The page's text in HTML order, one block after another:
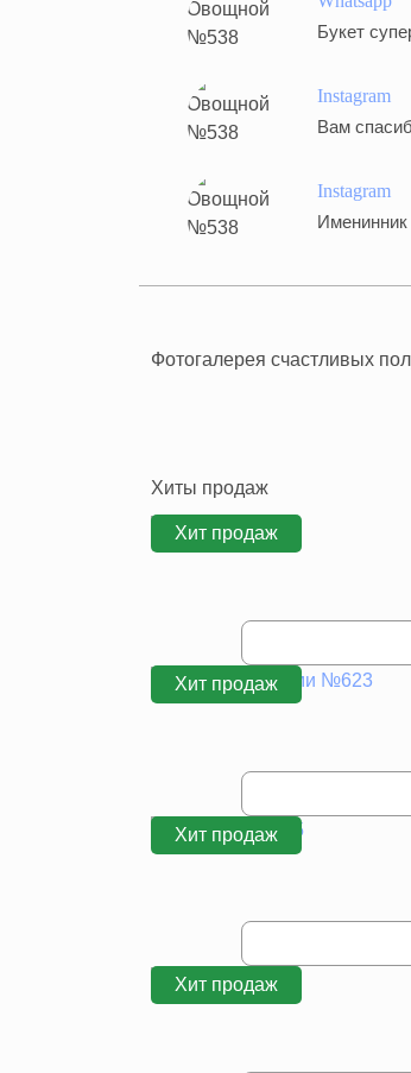
Букет
Instagram
Вам
Instagram
Фотогалерея счастливых
Хиты продаж
Хит продаж
Хит продаж
Хит продаж
Хит продаж